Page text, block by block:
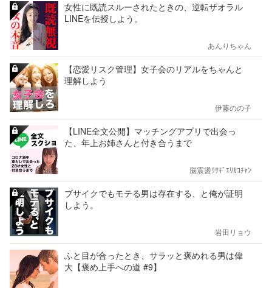
女性に既読スルーされたときの、逆転ザオラル
LINEを伝授しよう。
あんりちゃん
【恋愛リスク管理】女子会のリアルをちゃんと
理解しよう
伊藤のの子
【LINE全文公開】マッチングアプリで出会っ
た、年上お姉さんと付き合うまで
脳震盪ｳｻｷﾞｴﾘｶｺﾁｬﾝ
ブサイクでもモテる男は存在する、と俺が証明
しよう。
岩田リョウ
ふと目が合ったとき、サラッと褒めれる男は偉
大【褒め上手への道 #9】